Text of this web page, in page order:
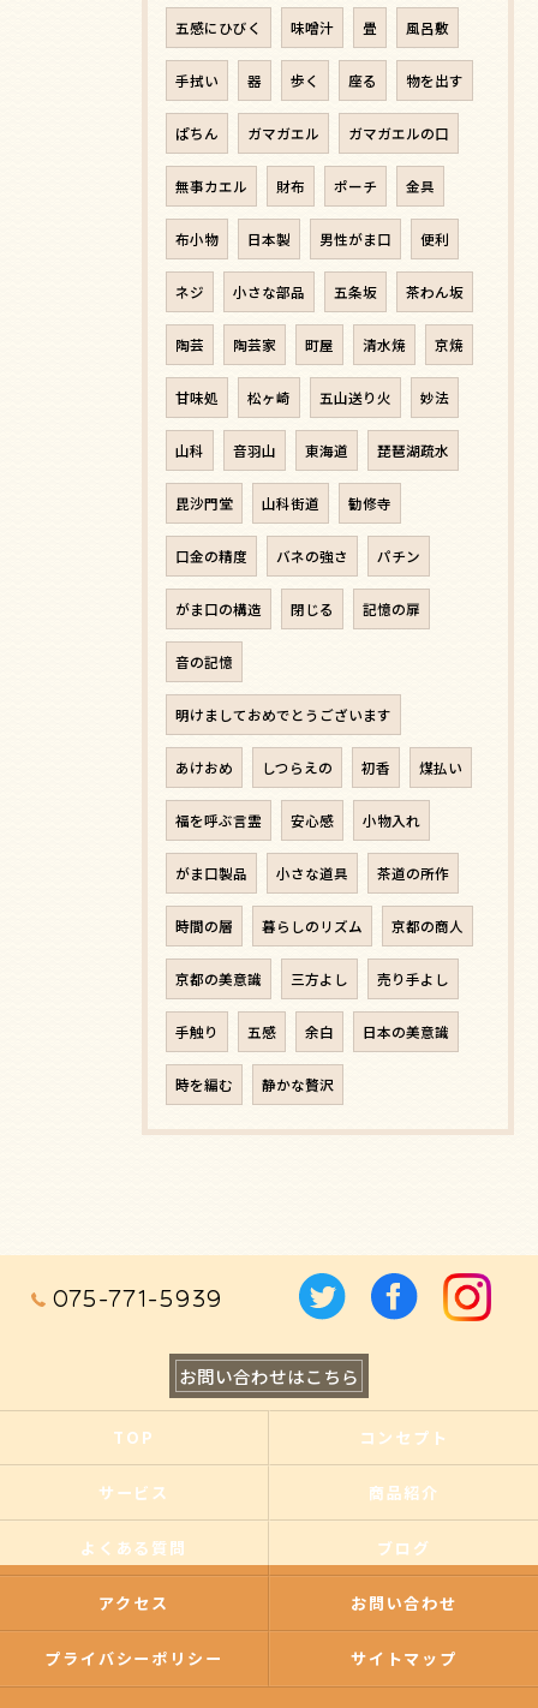
五感にひびく 味噌汁 畳 風呂敷
手拭い 器 歩く 座る 物を出す
ぱちん ガマガエル ガマガエルの口
無事カエル 財布 ポーチ 金具
布小物 日本製 男性がま口 便利
ネジ 小さな部品 五条坂 茶わん坂
陶芸 陶芸家 町屋 清水焼 京焼
甘味処 松ヶ崎 五山送り火 妙法
山科 音羽山 東海道 琵琶湖疏水
毘沙門堂 山科街道 勧修寺
口金の精度 バネの強さ パチン
がま口の構造 閉じる 記憶の扉
音の記憶
明けましておめでとうございます
あけおめ しつらえの 初香 煤払い
福を呼ぶ言霊 安心感 小物入れ
がま口製品 小さな道具 茶道の所作
時間の層 暮らしのリズム 京都の商人
京都の美意識 三方よし 売り手よし
手触り 五感 余白 日本の美意識
時を編む 静かな贅沢
075-771-5939
お問い合わせはこちら
TOP コンセプト
サービス 商品紹介
よくある質問 ブログ
アクセス お問い合わせ
プライバシーポリシー サイトマップ